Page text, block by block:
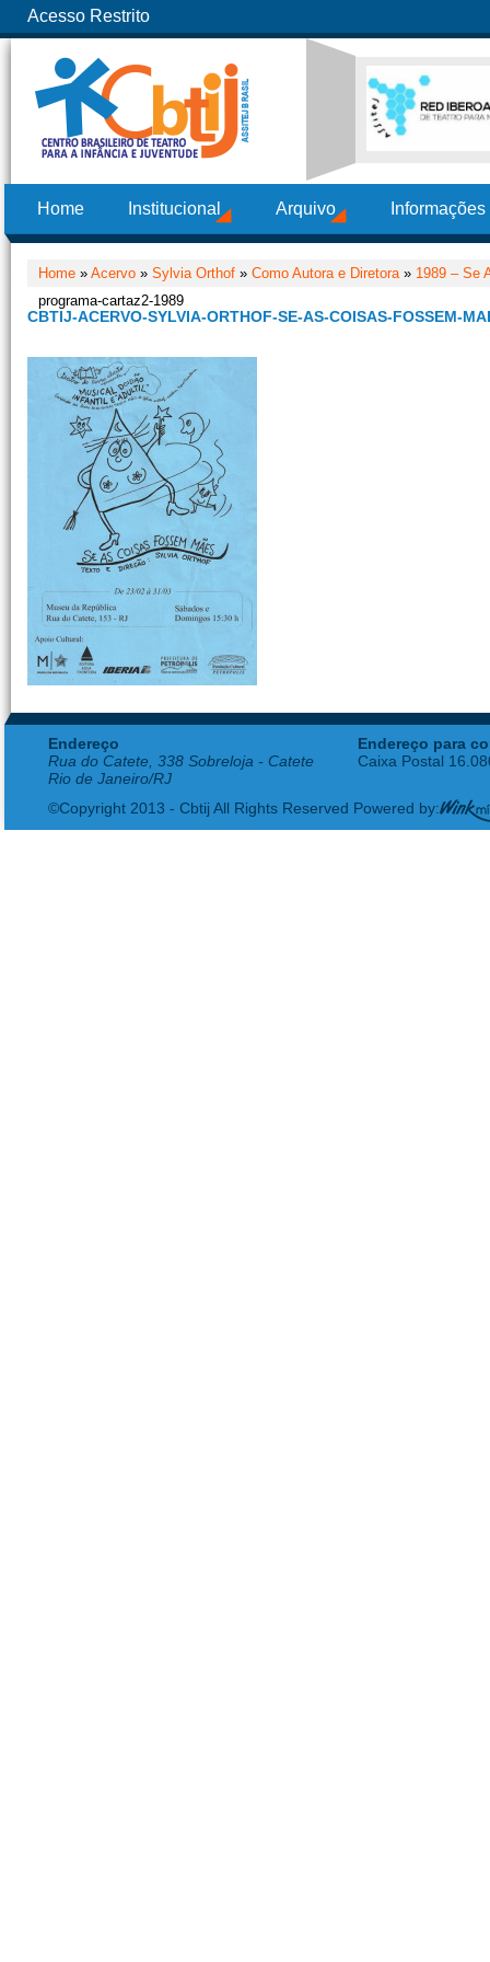
Acesso Restrito
Home Institucional Arquivo
Home » Acervo » Sylvia Orthof » Como Autora e Diretora» 1989 – Se
programa-cartaz2-1989
CBTIJ-ACERVO-SYLVIA-ORTHOF-SE-AS-COISAS-FOSSEM-
Endereço
Rua do Catete, 338 Sobreloja - Catete
Rio de Janeiro/RJ
Endereço para
Caixa Postal
©Copyright 2013 - Cbtij All Rights Reserved Powered by: